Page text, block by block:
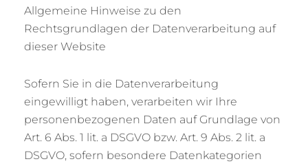
Allgemeine Hinweise zu den
Rechtsgrundlagen der Datenverarbeitung auf
dieser Website
Sofern Sie in die Datenverarbeitung
eingewilligt haben, verarbeiten wir Ihre
personenbezogenen Daten auf Grundlage von
Art. 6 Abs. 1 lit. a DSGVO bzw. Art. 9 Abs. 2 lit. a
DSGVO, sofern besondere Datenkategorien